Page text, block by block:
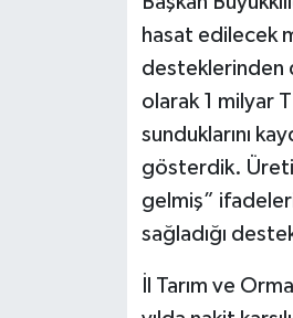
hasat edilecek
desteklerinden
olarak 1 milyar
sunduklarını
gösterdik.
gelmiş” ifadeleri
sağladığı
İl Tarım ve